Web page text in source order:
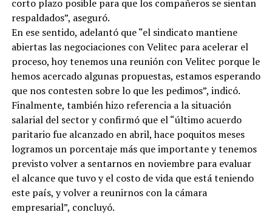
corto plazo posible para que los compañeros se sientan
respaldados”, aseguró.
En ese sentido, adelantó que “el sindicato mantiene
abiertas las negociaciones con Velitec para acelerar el
proceso, hoy tenemos una reunión con Velitec porque le
hemos acercado algunas propuestas, estamos esperando
que nos contesten sobre lo que les pedimos”, indicó.
Finalmente, también hizo referencia a la situación
salarial del sector y confirmó que el “último acuerdo
paritario fue alcanzado en abril, hace poquitos meses
logramos un porcentaje más que importante y tenemos
previsto volver a sentarnos en noviembre para evaluar
el alcance que tuvo y el costo de vida que está teniendo
este país, y volver a reunirnos con la cámara
empresarial”, concluyó.